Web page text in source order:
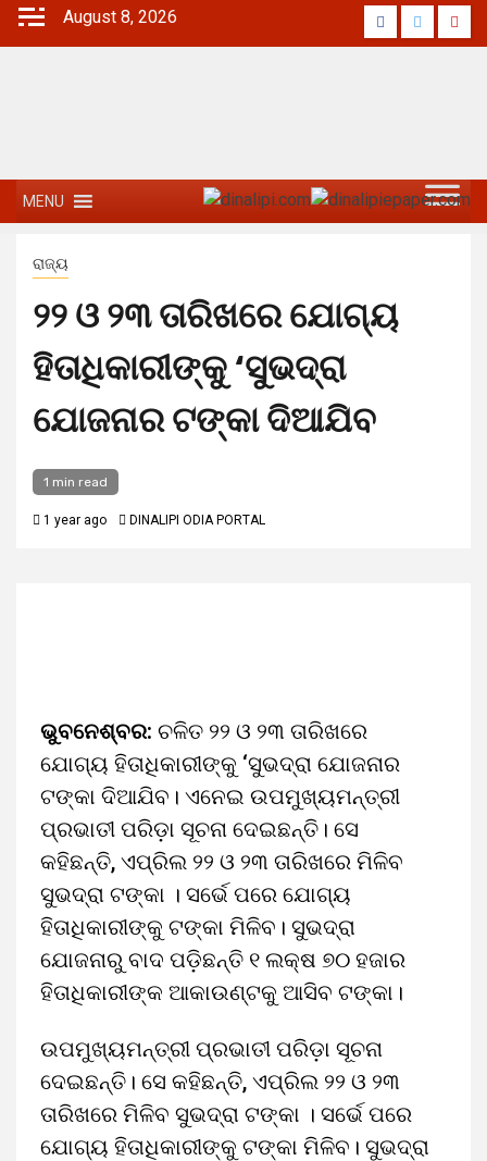
August 8, 2026
MENU
ରାଜ୍ୟ
୨୨ ଓ ୨୩ ତାରିଖରେ ଯୋଗ୍ୟ
ହିତାଧିକାରୀଙ୍କୁ ‘ସୁଭଦ୍ରା
ଯୋଜନାର ଟଙ୍କା ଦିଆଯିବ
1 min read
1 year ago DINALIPI ODIA PORTAL
ଭୁବନେଶ୍ବର: ଚଳିତ ୨୨ ଓ ୨୩ ତାରିଖରେ
ଯୋଗ୍ୟ ହିତାଧିକାରୀଙ୍କୁ ‘ସୁଭଦ୍ରା ଯୋଜନାର
ଟଙ୍କା ଦିଆଯିବ। ଏନେଇ ଉପମୁଖ୍ୟମନ୍ତ୍ରୀ
ପ୍ରଭାତୀ ପରିଡ଼ା ସୂଚନା ଦେଇଛନ୍ତି। ସେ
କହିଛନ୍ତି, ଏପ୍ରିଲ ୨୨ ଓ ୨୩ ତାରିଖରେ ମିଳିବ
ସୁଭଦ୍ରା ଟଙ୍କା । ସର୍ଭେ ପରେ ଯୋଗ୍ୟ
ହିତାଧିକାରୀଙ୍କୁ ଟଙ୍କା ମିଳିବ। ସୁଭଦ୍ରା
ଯୋଜନାରୁ ବାଦ ପଡ଼ିଛନ୍ତି ୧ ଲକ୍ଷ ୭୦ ହଜାର
ହିତାଧିକାରୀଙ୍କ ଆକାଉଣ୍ଟକୁ ଆସିବ ଟଙ୍କା।
ଉପମୁଖ୍ୟମନ୍ତ୍ରୀ ପ୍ରଭାତୀ ପରିଡ଼ା ସୂଚନା
ଦେଇଛନ୍ତି। ସେ କହିଛନ୍ତି, ଏପ୍ରିଲ ୨୨ ଓ ୨୩
ତାରିଖରେ ମିଳିବ ସୁଭଦ୍ରା ଟଙ୍କା । ସର୍ଭେ ପରେ
ଯୋଗ୍ୟ ହିତାଧିକାରୀଙ୍କୁ ଟଙ୍କା ମିଳିବ। ସୁଭଦ୍ରା